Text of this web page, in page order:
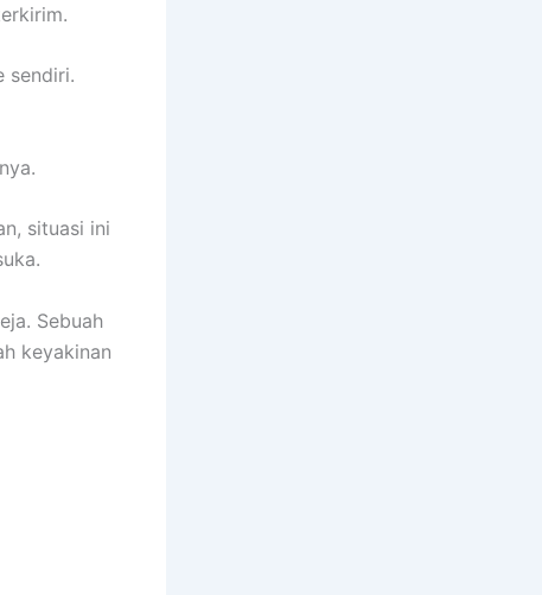
sendiri.
situasi ini
Sebuah
keyakinan